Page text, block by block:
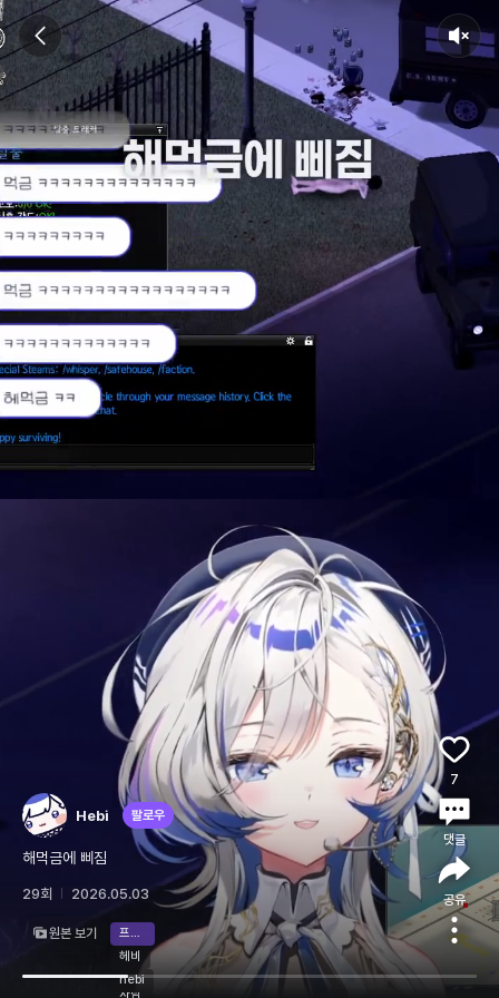
영상 로그인
Hebi 팔로우
해먹금에 삐짐
29회 2026.05.03
원본 보기
프로젝트 좀보이드
헤비
hebi
머찐
사람
7
댓글
공유